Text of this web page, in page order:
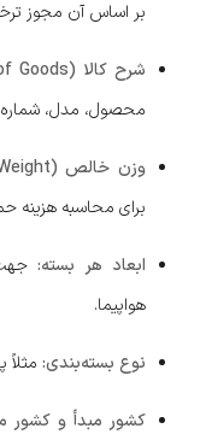
بر اساس آن مجوز
شرح کالا (Description of Goods):
محصول، مدل، شماره
وزن خالص (Net Weight) و وزن ناخالص (Gross Weight):
برای محاسبه هزینه
ابعاد هر بسته:جهت
هواپیما.
نوع بسته‌بندی:
کشور مبدأ و کشور